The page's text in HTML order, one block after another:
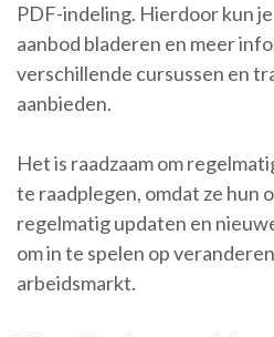
PDF-indeling. Hierdoor kun
aanbod bladeren en meer
verschillende cursussen en
aanbieden.
Het is raadzaam om
te raadplegen, omdat ze hun
regelmatig updaten en
om in te spelen op
arbeidsmarkt.